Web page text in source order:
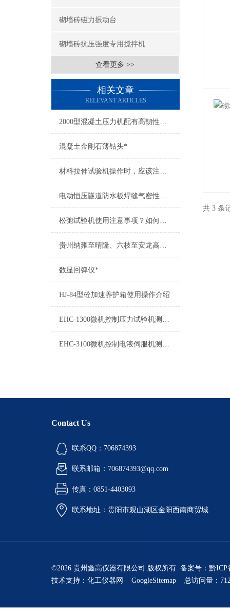
砌墙砖磁力振动台
砌墙砖抗压强度专用搅拌机
查看更多 >>
相关文章
RELEVANT ARTICLES
2000型混凝土压力机配有高韧性防护网，试验过程更加安全可靠
混凝土金刚石薄钻头*
材料拉伸试验机操作时，应该注意的细节要点
电动恒压隧道防水板焊缝气密性检测仪
松弛试验机使用注意事项？如何选购质优价廉的
贵州纳雍至晴隆、六枝至安龙高速公路重新招标，中标单位出炉
数显回弹仪*
HJ-84型砼加速养护箱使用操作介绍
EHC-1300微机控制压力试验机测控系统厂家承诺终身维修
EHC-3100微机控制电液伺服机测控系统操作说明
共 3 条
Contact Us
联系QQ：706874393
联系邮箱：706874393@qq.com
传真：0851-4403093
联系地址：贵阳市观山湖区金阳西南商贸城
©2026 贵州鑫高仪器有限公司 版权所有 备案号： 黔ICP
技术支持： 化工仪器网 GoogleSitemap 总访问量：